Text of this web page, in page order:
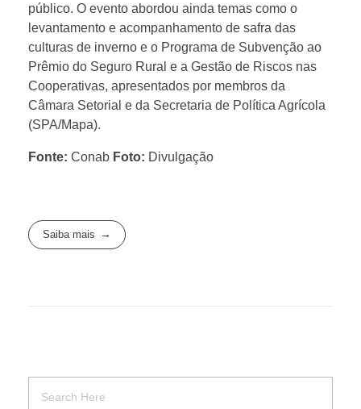
público. O evento abordou ainda temas como o
levantamento e acompanhamento de safra das
culturas de inverno e o Programa de Subvenção ao
Prêmio do Seguro Rural e a Gestão de Riscos nas
Cooperativas, apresentados por membros da
Câmara Setorial e da Secretaria de Política Agrícola
(SPA/Mapa).
Fonte: Conab Foto: Divulgação
Saiba mais